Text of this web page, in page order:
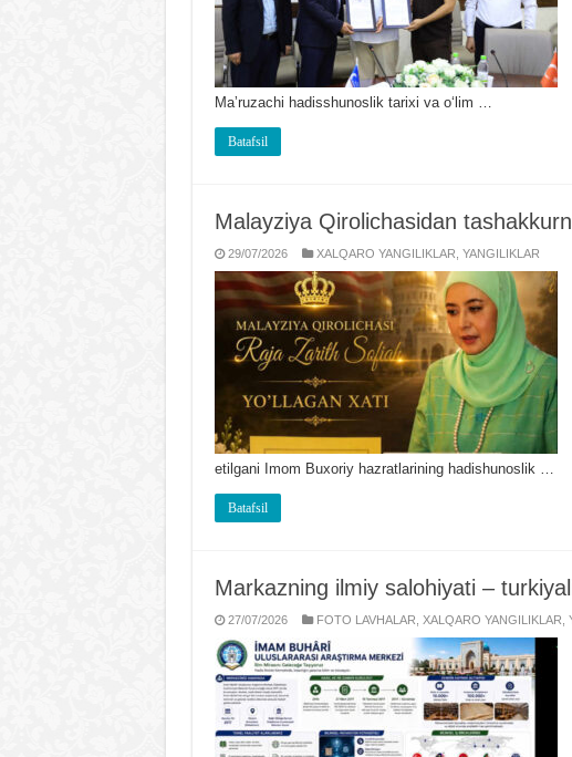
Maʼruzachi hadisshunoslik tarixi va oʻlim …
Batafsil
Malayziya Qirolichasidan
29/07/2026 XALQARO YANGILIKLAR, YANGILIKLAR
etilgani Imom Buxoriy hazratlarining hadishunoslik …
Batafsil
Markazning ilmiy salohiyati –
27/07/2026 FOTO LAVHALAR, XALQARO YANGILIKLAR,